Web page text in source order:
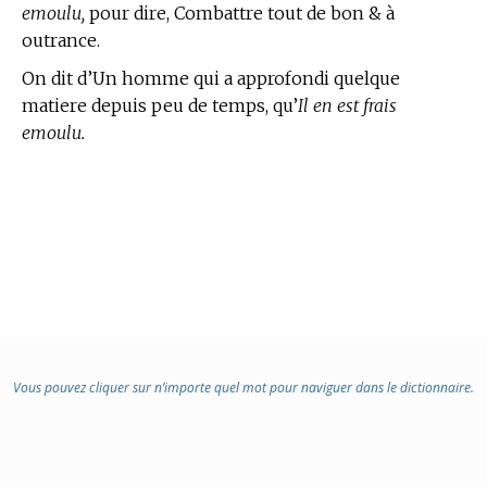
emoulu, pour dire, Combattre tout de bon & à
outrance.
On dit d’Un homme qui a approfondi quelque
matiere depuis peu de temps, qu’Il en est frais
emoulu.
Vous pouvez cliquer sur n’importe quel mot pour naviguer dans le dictionnaire.